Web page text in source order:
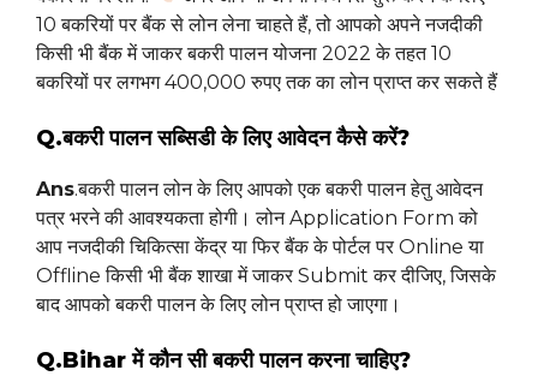
10 बकरियों पर बैंक से लोन लेना चाहते हैं, तो आपको अपने नजदीकी
किसी भी बैंक में जाकर बकरी पालन योजना 2022 के तहत 10
बकरियों पर लगभग 400,000 रुपए तक का लोन प्राप्त कर सकते हैं
Q.बकरी पालन सब्सिडी के लिए आवेदन कैसे करें?
Ans.बकरी पालन लोन के लिए आपको एक बकरी पालन हेतु आवेदन
पत्र भरने की आवश्यकता होगी। लोन Application Form को
आप नजदीकी चिकित्सा केंद्र या फिर बैंक के पोर्टल पर Online या
Offline किसी भी बैंक शाखा में जाकर Submit कर दीजिए, जिसके
बाद आपको बकरी पालन के लिए लोन प्राप्त हो जाएगा।
Q.Bihar में कौन सी बकरी पालन करना चाहिए?